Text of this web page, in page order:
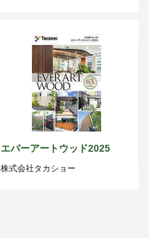
エバーアートウッド2025
株式会社タカショー